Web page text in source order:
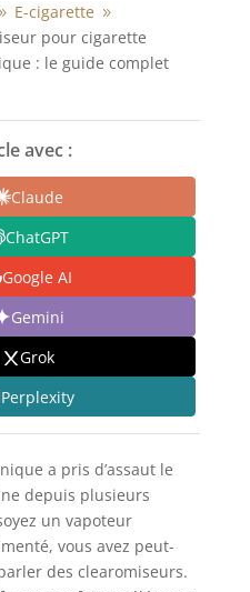
9 E-cigarette 9
pour cigarette
: le guide complet
avec :
Claude
ChatGPT
Google AI
Gemini
Grok
Perplexity
a pris d’assaut le
depuis plusieurs
un vapoteur
vous avez peut-
des clearomiseurs.